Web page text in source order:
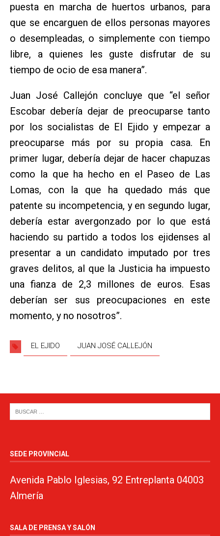
puesta en marcha de huertos urbanos, para
que se encarguen de ellos personas mayores
o desempleadas, o simplemente con tiempo
libre, a quienes les guste disfrutar de su
tiempo de ocio de esa manera”.
Juan José Callejón concluye que “el señor
Escobar debería dejar de preocuparse tanto
por los socialistas de El Ejido y empezar a
preocuparse más por su propia casa. En
primer lugar, debería dejar de hacer chapuzas
como la que ha hecho en el Paseo de Las
Lomas, con la que ha quedado más que
patente su incompetencia, y en segundo lugar,
debería estar avergonzado por lo que está
haciendo su partido a todos los ejidenses al
presentar a un candidato imputado por tres
graves delitos, al que la Justicia ha impuesto
una fianza de 2,3 millones de euros. Esas
deberían ser sus preocupaciones en este
momento, y no nosotros”.
EL EJIDO JUAN JOSÉ CALLEJÓN
SEDE PROVINCIAL
Avenida Pablo Iglesias, 92 Entreplanta 04003
Almería
SALA DE PRENSA Y SALÓN